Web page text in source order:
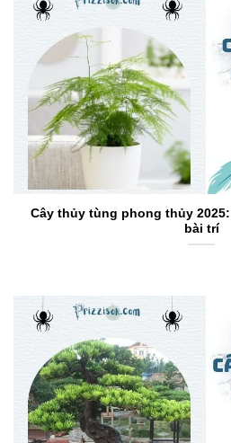
Cây thủy tùng phong thủy
bài trí